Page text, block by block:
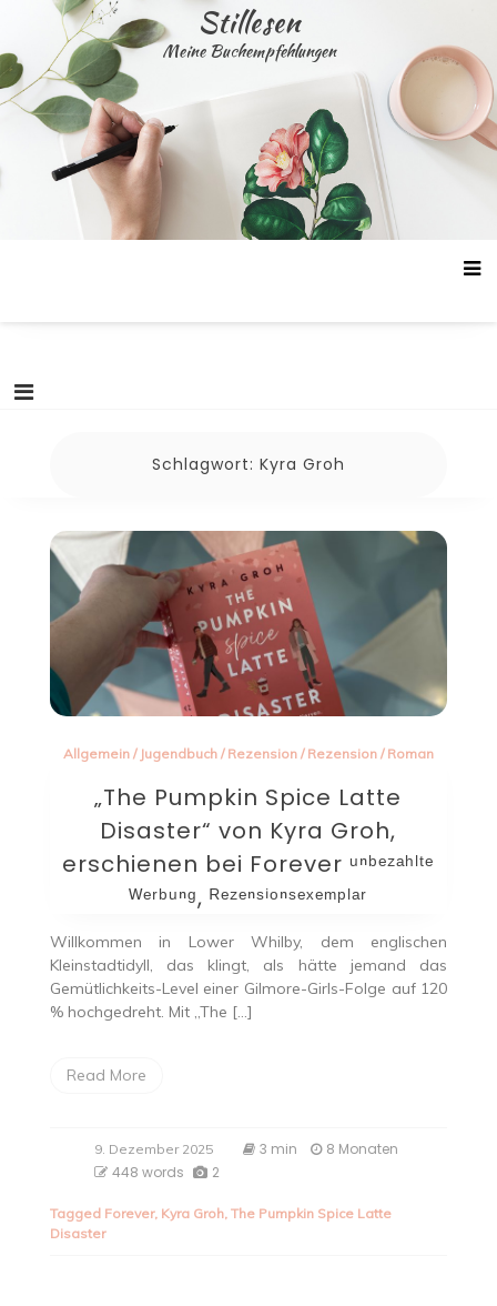
content
Stillesen
Meine Buchempfehlungen
Schlagwort: Kyra Groh
Allgemein/ Jugendbuch/ Rezension/ Rezension/ Roman
„The Pumpkin Spice Latte
Disaster“ von Kyra Groh,
erschienen bei Forever ᵘⁿᵇᵉᶻᵃʰˡᵗᵉ
ᵂᵉʳᵇᵘⁿᵍ, ᴿᵉᶻᵉⁿˢⁱᵒⁿˢᵉˣᵉᵐᵖˡᵃʳ
Willkommen in Lower Whilby, dem englischen
Kleinstadtidyll, das klingt, als hätte jemand das
Gemütlichkeits-Level einer Gilmore-Girls-Folge auf 120
% hochgedreht. Mit „The […]
Read More
9. Dezember 2025 3 min
8 Monaten
448 words
2
Tagged Forever, Kyra Groh, The Pumpkin Spice Latte
Disaster